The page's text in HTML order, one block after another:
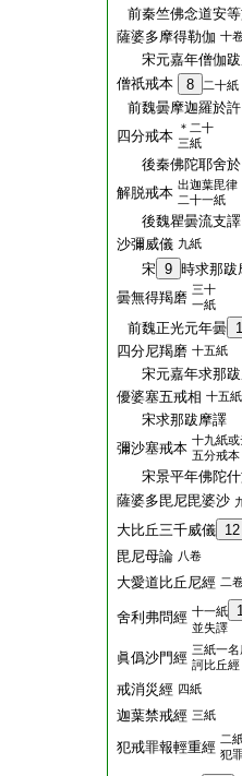
前秦竺佛念道安
薩婆多摩得勒伽 十
宋元嘉年僧伽跋
僧祇戒本
8 二十紙
前魏曇摩迦羅於
四分戒本 ＊二十
三紙
後秦佛陀耶舍於
解脱戒本 出迦葉毘律
二十一紙
後魏瞿曇流支譯
沙彌威儀 九紙
宋 9 時求那跋
曇無得羯磨 三十
一紙
前魏正光元年曇
四分尼羯磨 十五紙
宋元嘉年求那跋
優婆塞五戒相 十五紙
宋求那跋摩譯
彌沙塞戒本 十九紙或
五分戒本
宋景平年佛陀什
薩婆多毘尼毘婆沙
大比丘三千威儀 12
毘尼母論 八卷
大愛道比丘尼經 二
舍利弗問經 十一紙
並失譯
眞僞沙門經 三紙一名
訶比丘經
戒消災經 四紙
迦葉禁戒經 三紙
犯戒罪報輕重經 二
犯